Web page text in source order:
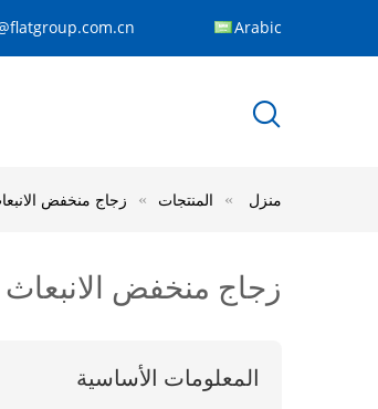
Arabic
منزل المنتجات زجاج منخفض
زجاج منخفض
المعلومات الأساسية